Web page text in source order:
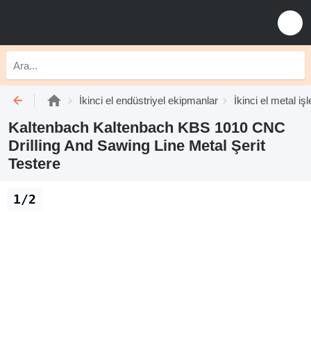
İkinci el endüstriyel ekipmanlar İkinci el metal
Kaltenbach Kaltenbach KBS 1010 CNC
Drilling And Sawing Line Metal Şerit
Testere
1/2